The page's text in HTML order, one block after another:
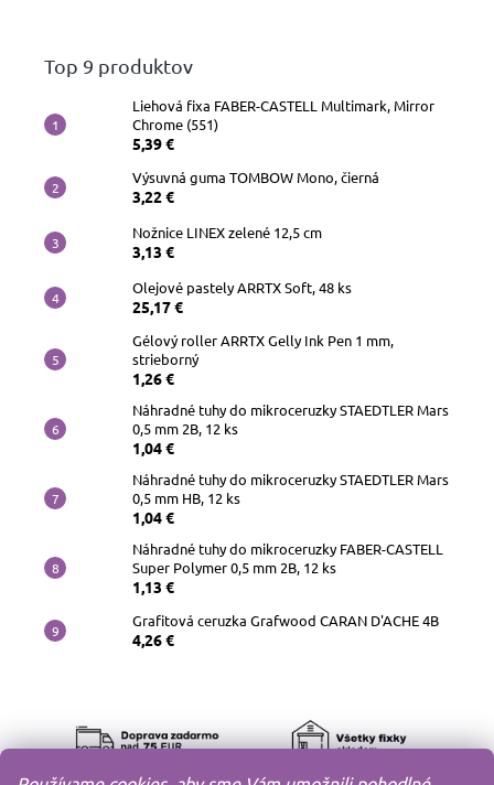
Top 9 produktov
Liehová fixa FABER-CASTELL Multimark, Mirror
Chrome (551)
5,39 €
Výsuvná guma TOMBOW Mono, čierná
3,22 €
Nožnice LINEX zelené 12,5 cm
3,13 €
Olejové pastely ARRTX Soft, 48 ks
25,17 €
Gélový roller ARRTX Gelly Ink Pen 1 mm,
strieborný
1,26 €
Náhradné tuhy do mikroceruzky STAEDTLER Mars
0,5 mm 2B, 12 ks
1,04 €
Náhradné tuhy do mikroceruzky STAEDTLER Mars
0,5 mm HB, 12 ks
1,04 €
Náhradné tuhy do mikroceruzky FABER-CASTELL
Super Polymer 0,5 mm 2B, 12 ks
1,13 €
Grafitová ceruzka Grafwood CARAN D'ACHE 4B
4,26 €